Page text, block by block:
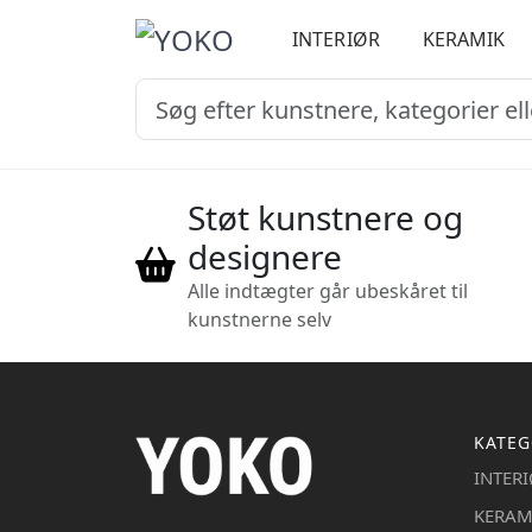
INTERIØR KERAMIK
Støt kunstnere og
designere
Alle indtægter går ubeskåret til
kunstnerne selv